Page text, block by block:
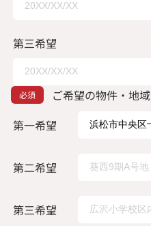
第三希望
ご希望の物件・地域
第一希望
第二希望
第三希望